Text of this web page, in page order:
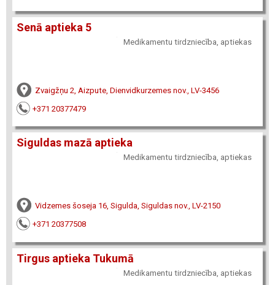
Senā aptieka 5
Medikamentu tirdzniecība, aptiekas
Zvaigžņu 2, Aizpute, Dienvidkurzemes nov., LV-3456
+371 20377479
Siguldas mazā aptieka
Medikamentu tirdzniecība, aptiekas
Vidzemes šoseja 16, Sigulda, Siguldas nov., LV-2150
+371 20377508
Tirgus aptieka Tukumā
Medikamentu tirdzniecība, aptiekas